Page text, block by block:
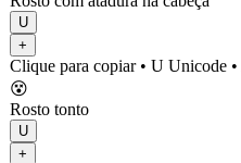
U
+
Clique para copiar• U Unicode •
😵
Rosto tonto
U
+